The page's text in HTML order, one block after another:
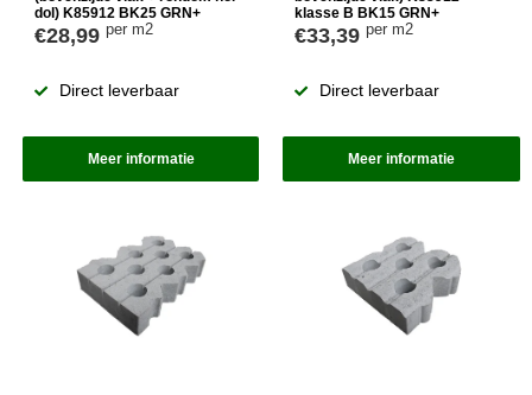
dol) K85912 BK25 GRN+
€28,99 per m2
Direct leverbaar
Meer informatie
klasse B BK15 GRN+
€33,39per m2
Direct leverbaar
Meer informatie